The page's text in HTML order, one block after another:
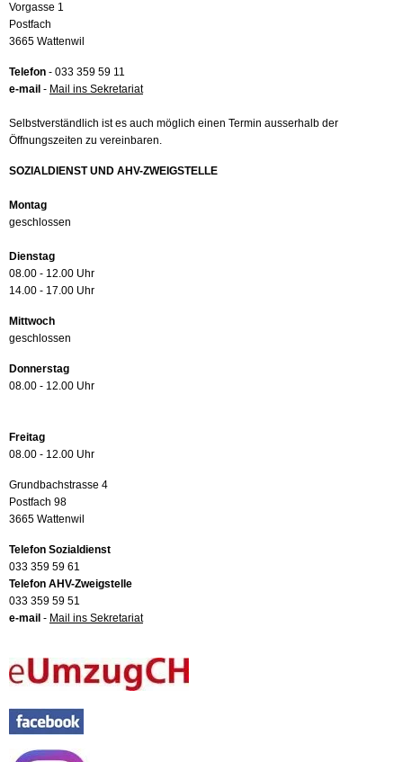
Vorgasse 1
Postfach
3665 Wattenwil
Telefon - 033 359 59 11
e-mail - Mail ins Sekretariat
Selbstverständlich ist es auch möglich einen Termin ausserhalb der
Öffnungszeiten zu vereinbaren.
SOZIALDIENST UND AHV-ZWEIGSTELLE
Montag
geschlossen
Dienstag
08.00 - 12.00 Uhr
14.00 - 17.00 Uhr
Mittwoch
geschlossen
Donnerstag
08.00 - 12.00 Uhr
Freitag
08.00 - 12.00 Uhr
Grundbachstrasse 4
Postfach 98
3665 Wattenwil
Telefon Sozialdienst
033 359 59 61
Telefon AHV-Zweigstelle
033 359 59 51
e-mail - Mail ins Sekretariat